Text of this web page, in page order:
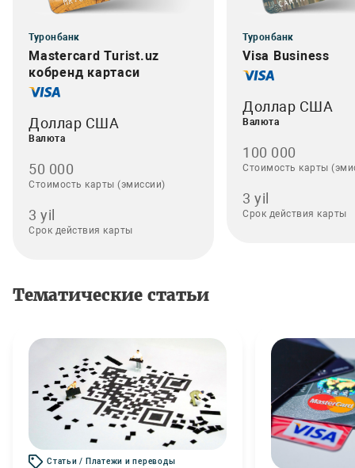
Туронбанк
Mastercard Turist.uz
кобренд картаси
Доллар США
Валюта
50 000
Стоимость карты (эмиссии)
3 yil
Срок действия карты
Туронбанк
Visa Business
Доллар США
Валюта
100 000
Стоимость карты
3 yil
Срок действия карты
Тематические статьи
Статьи / Платежи и переводы